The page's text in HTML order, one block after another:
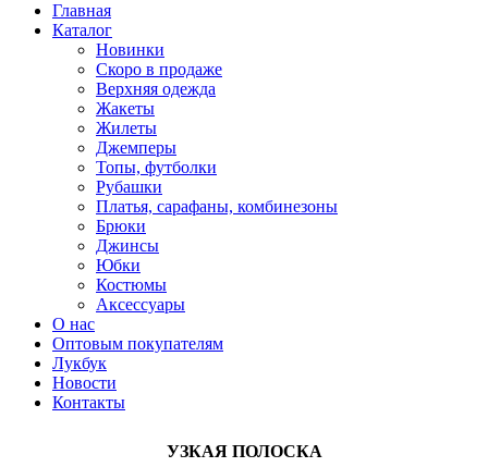
Главная
Каталог
Новинки
Скоро в продаже
Верхняя одежда
Жакеты
Жилеты
Джемперы
Топы, футболки
Рубашки
Платья, сарафаны, комбинезоны
Брюки
Джинсы
Юбки
Костюмы
Аксессуары
О нас
Оптовым покупателям
Лукбук
Новости
Контакты
УЗКАЯ ПОЛОСКА